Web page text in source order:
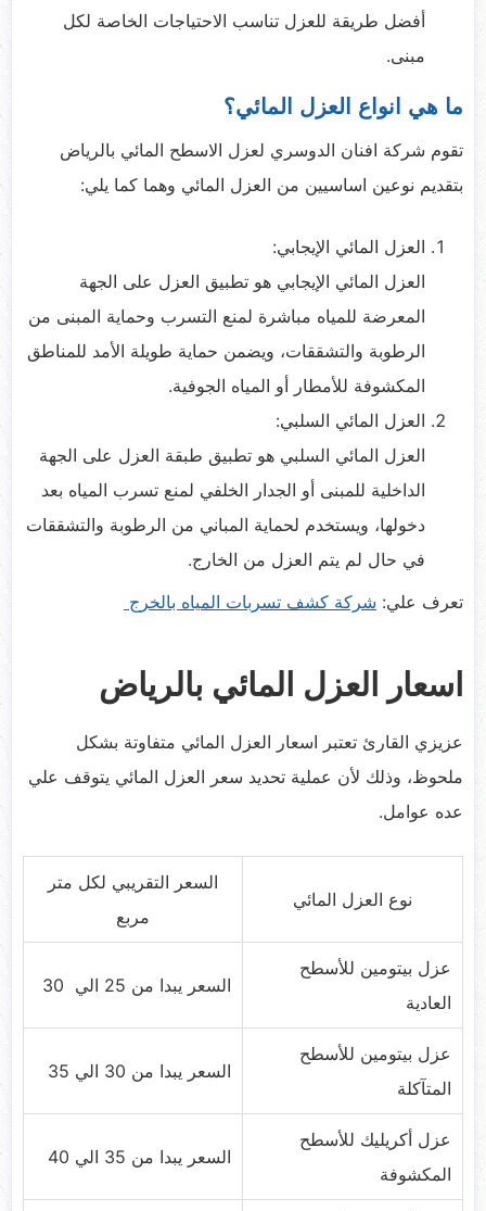
أفضل طريقة للعزل تناسب الاحتياجات الخاصة لكل
مبنى.
ما هي انواع العزل المائي؟
تقوم شركة افنان الدوسري لعزل الاسطح المائي بالرياض
بتقديم نوعين اساسيين من العزل المائي وهما كما يلي:
العزل المائي الإيجابي:
العزل المائي الإيجابي هو تطبيق العزل على الجهة
المعرضة للمياه مباشرة لمنع التسرب وحماية المبنى من
الرطوبة والتشققات، ويضمن حماية طويلة الأمد للمناطق
المكشوفة للأمطار أو المياه الجوفية.
العزل المائي السلبي:
العزل المائي السلبي هو تطبيق طبقة العزل على الجهة
الداخلية للمبنى أو الجدار الخلفي لمنع تسرب المياه بعد
دخولها، ويستخدم لحماية المباني من الرطوبة والتشققات
في حال لم يتم العزل من الخارج.
تعرف علي: شركة كشف تسربات المياه بالخرج
اسعار العزل المائي بالرياض
عزيزي القارئ تعتبر اسعار العزل المائي متفاوتة بشكل
ملحوظ، وذلك لأن عملية تحديد سعر العزل المائي يتوقف علي
عده عوامل.
نوع العزل المائي
السعر التقريبي لكل متر
مربع
عزل بيتومين للأسطح
العادية
السعر يبدا من 25 الي 30
عزل بيتومين للأسطح
المتآكلة
السعر يبدا من 30 الي 35
عزل أكريليك للأسطح
المكشوفة
السعر يبدا من 35 الي 40